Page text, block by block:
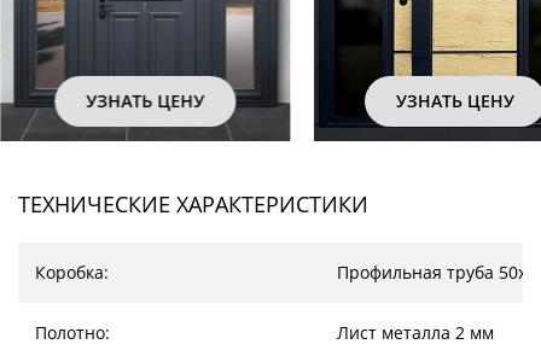
УЗНАТЬ ЦЕНУ УЗНАТЬ
ТЕХНИЧЕСКИЕ ХАРАКТЕРИСТИКИ
Коробка: Профильная труба
Полотно: Лист металла 2 мм